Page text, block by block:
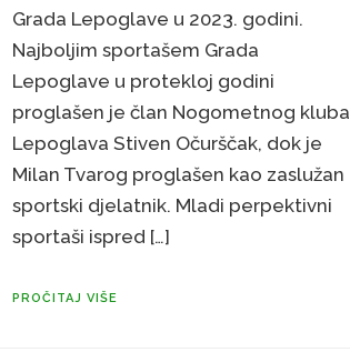
Grada Lepoglave u 2023. godini.
Najboljim sportašem Grada
Lepoglave u protekloj godini
proglašen je član Nogometnog kluba
Lepoglava Stiven Očurščak, dok je
Milan Tvarog proglašen kao zaslužan
sportski djelatnik. Mladi perpektivni
sportaši ispred […]
PROČITAJ VIŠE